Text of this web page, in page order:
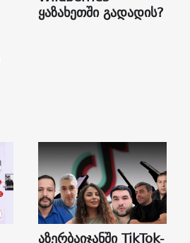
ყაზახეთში გადადის?
აზერბაიჯანში TikTok-